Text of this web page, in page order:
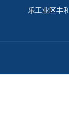
乐工业区丰